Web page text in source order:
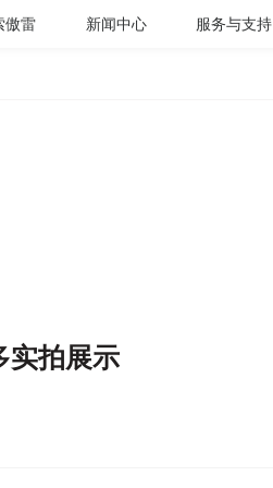
傲雷 新闻中心 服务与支持
实拍展示